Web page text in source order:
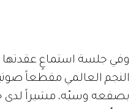
وفي جلسة استماعٍ
النجم العالمي مقطعاً
بصفعه وسبّه، مشيراً لدى